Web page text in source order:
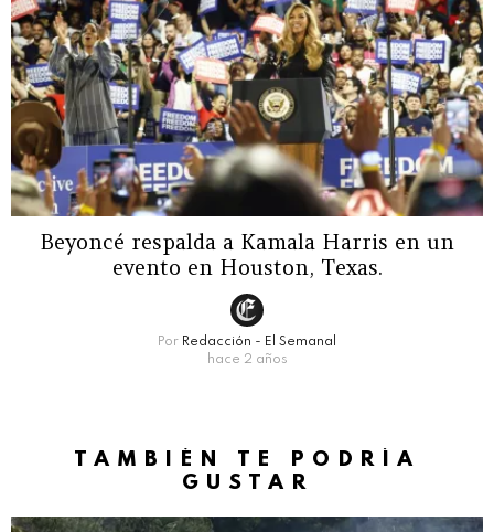
Beyoncé respalda a Kamala Harris en un
evento en Houston, Texas.
Por Redacción - El Semanal
hace 2 años
TAMBIÉN TE PODRÍA
GUSTAR